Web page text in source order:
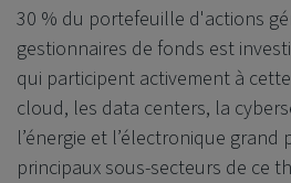
30 % du portefeuille d'actions
gestionnaires de fonds est
qui participent activement à
cloud, les data centers, la
l’énergie et l’électronique
principaux sous-secteurs de ce